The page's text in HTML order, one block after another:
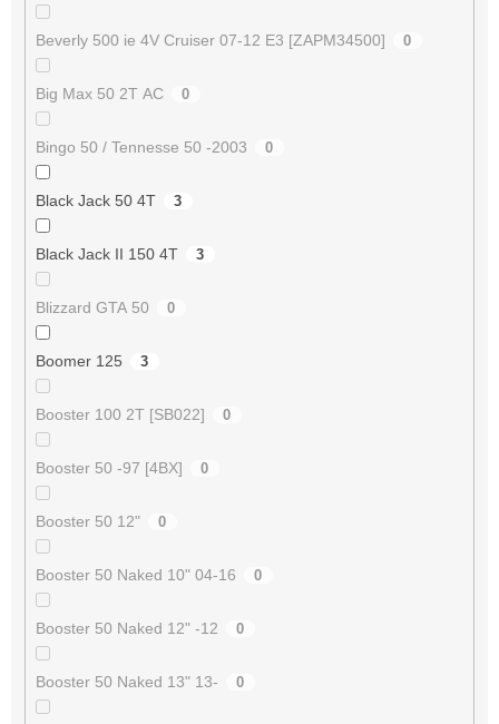
Beverly 500 ie 4V Cruiser 07-12 E3 [ZAPM34500] 0
Big Max 50 2T AC 0
Bingo 50 / Tennesse 50 -2003 0
Black Jack 50 4T 3
Black Jack II 150 4T 3
Blizzard GTA 50 0
Boomer 125 3
Booster 100 2T [SB022] 0
Booster 50 -97 [4BX] 0
Booster 50 12" 0
Booster 50 Naked 10" 04-16 0
Booster 50 Naked 12" -12 0
Booster 50 Naked 13" 13- 0